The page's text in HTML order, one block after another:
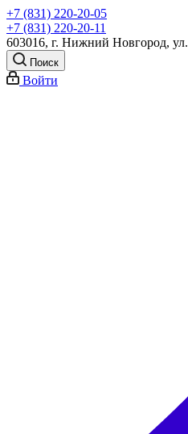
+7 (831) 220-20-05
+7 (831) 220-20-11
603016, г. Нижний Новгород,
Поиск
Войти